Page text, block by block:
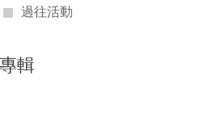
過往活動
輯